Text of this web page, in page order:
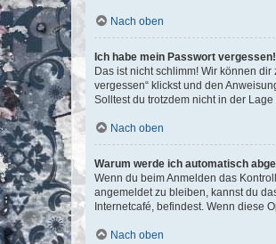
Nach oben
Ich habe mein Passwort vergessen!
Das ist nicht schlimm! Wir können
vergessen“ klickst und den
Solltest du trotzdem nicht in der
Nach oben
Warum werde ich automatisch
Wenn du beim Anmelden das
angemeldet zu bleiben, kannst du
Internetcafé, befindest. Wenn diese
Nach oben